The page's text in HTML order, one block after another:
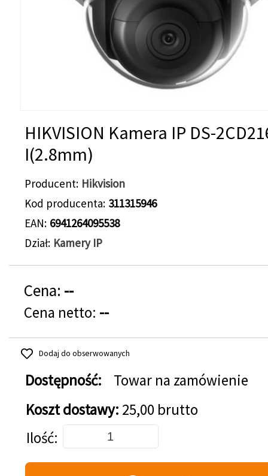
HIKVISION Kamera IP DS-
I(2.8mm)
Producent Hikvision
Kod producenta 311315946
EAN 6941264095538
Dział Kamery IP
Cena: --
Cena netto: --
Dodaj do obserwowanych
Dostępność:
Towar na zamówienie
Koszt dostawy: 25,00 brutto
Dodaj do koszyka
Ilość